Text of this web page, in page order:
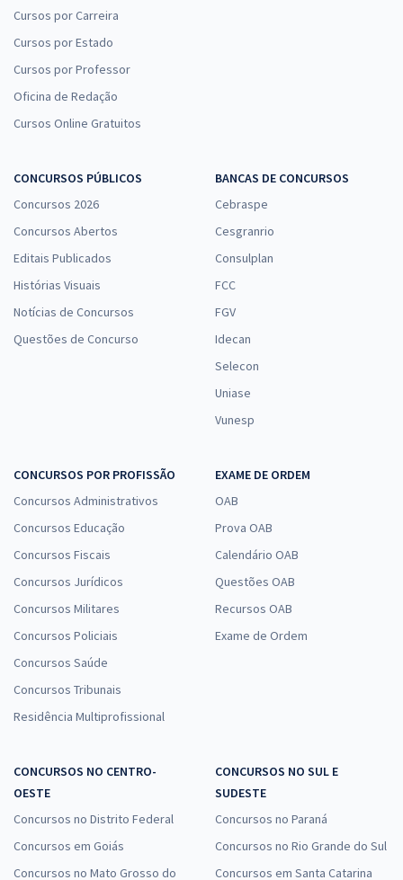
Cursos por Carreira
Cursos por Estado
Cursos por Professor
Oficina de Redação
Cursos Online Gratuitos
CONCURSOS PÚBLICOS
Concursos 2026
Concursos Abertos
Editais Publicados
Histórias Visuais
Notícias de Concursos
Questões de Concurso
BANCAS DE CONCURSOS
Cebraspe
Cesgranrio
Consulplan
FCC
FGV
Idecan
Selecon
Uniase
Vunesp
CONCURSOS POR PROFISSÃO
Concursos Administrativos
Concursos Educação
Concursos Fiscais
Concursos Jurídicos
Concursos Militares
Concursos Policiais
Concursos Saúde
Concursos Tribunais
Residência Multiprofissional
EXAME DE ORDEM
OAB
Prova OAB
Calendário OAB
Questões OAB
Recursos OAB
Exame de Ordem
CONCURSOS NO CENTRO-
OESTE
Concursos no Distrito Federal
Concursos em Goiás
Concursos no Mato Grosso do
CONCURSOS NO SUL E
SUDESTE
Concursos no Paraná
Concursos no Rio Grande do Sul
Concursos em Santa Catarina